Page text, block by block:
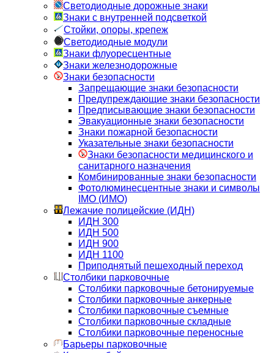
Светодиодные дорожные знаки
Знаки с внутренней подсветкой
Стойки, опоры, крепеж
Светодиодные модули
Знаки флуоресцентные
Знаки железнодорожные
Знаки безопасности
Запрещающие знаки безопасности
Предупреждающие знаки безопасности
Предписывающие знаки безопасности
Эвакуационные знаки безопасности
Знаки пожарной безопасности
Указательные знаки безопасности
Знаки безопасности медицинского и
санитарного назначения
Комбинированные знаки безопасности
Фотолюминесцентные знаки и символы
IMO (ИМО)
Лежачие полицейские (ИДН)
ИДН 300
ИДН 500
ИДН 900
ИДН 1100
Приподнятый пешеходный переход
Столбики парковочные
Столбики парковочные бетонируемые
Столбики парковочные анкерные
Столбики парковочные съемные
Столбики парковочные складные
Столбики парковочные переносные
Барьеры парковочные